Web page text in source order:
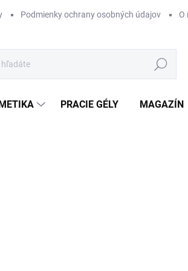
Podmienky ochrany osobných údajov O
Hľadať
PRACIE GÉLY MAGAZÍN